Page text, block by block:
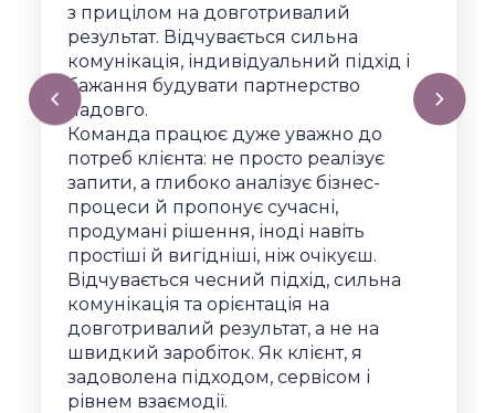
з прицілом на довготривалий
результат. Відчувається сильна
комунікація, індивідуальний підхід і
бажання будувати партнерство
надовго.
Команда працює дуже уважно до
потреб клієнта: не просто реалізує
запити, а глибоко аналізує бізнес-
процеси й пропонує сучасні,
продумані рішення, іноді навіть
простіші й вигідніші, ніж очікуєш.
Відчувається чесний підхід, сильна
комунікація та орієнтація на
довготривалий результат, а не на
швидкий заробіток. Як клієнт, я
задоволена підходом, сервісом і
рівнем взаємодії.